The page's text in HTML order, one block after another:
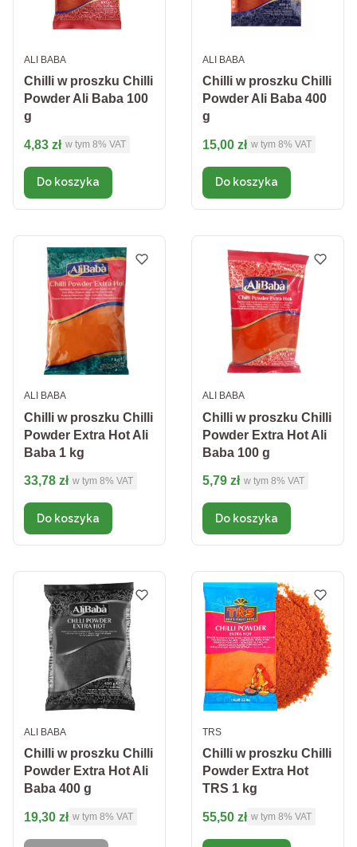
Chilli w proszku Chilli
Powder Ali Baba 100
g
PRODUCENT
ALI BABA
Cena brutto
4,83 zł w tym %s VAT
w tym 8% VAT
Do koszyka
Chilli w proszku Chilli
Powder Ali Baba 400
g
PRODUCENT
ALI BABA
Cena brutto
15,00 zł w tym %s VAT
w tym 8% VAT
Do koszyka
Chilli w proszku Chilli
Powder Extra Hot Ali
Baba 1 kg
PRODUCENT
ALI BABA
Cena brutto
33,78 zł w tym %s VAT
w tym 8% VAT
Do koszyka
Chilli w proszku Chilli
Powder Extra Hot Ali
Baba 100 g
PRODUCENT
ALI BABA
Cena brutto
5,79 zł w tym %s VAT
w tym 8% VAT
Do koszyka
Chilli w proszku Chilli
Powder Extra Hot Ali
Baba 400 g
PRODUCENT
ALI BABA
Cena brutto
19,30 zł w tym %s VAT
w tym 8% VAT
Chilli w proszku Chilli
Powder Extra Hot
TRS 1 kg
PRODUCENT
TRS
Cena brutto
55,50 zł w tym %s VAT
w tym 8% VAT